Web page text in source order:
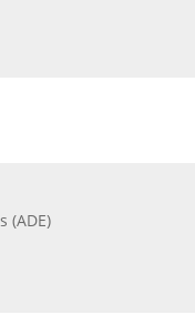
(ADE)